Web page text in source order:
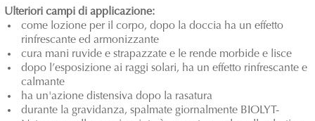
Ulteriori campi di applicazione:
come lozione per il corpo, dopo la doccia ha un effetto
rinfrescante ed armonizzante
cura mani ruvide e strapazzate e le rende morbide e lisce
dopo l’esposizione ai raggi solari, ha un effetto rinfrescante e
calmante
ha un'azione distensiva dopo la rasatura
durante la gravidanza, spalmate giornalmente BIOLYT-